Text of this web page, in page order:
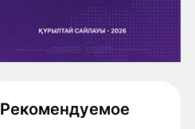
Рекомендуемое